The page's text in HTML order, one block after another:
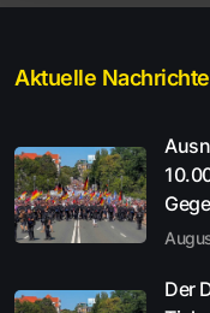
Aktuelle
Der